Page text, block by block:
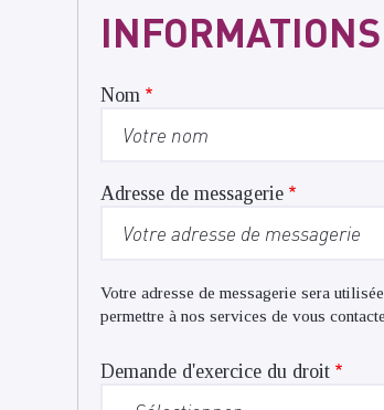
INFORMATIONS
Nom
Adresse
messagerie
Adresse de messagerie
Votre adresse de messagerie sera
permettre à nos services de vous
Demande d'exercice du droit